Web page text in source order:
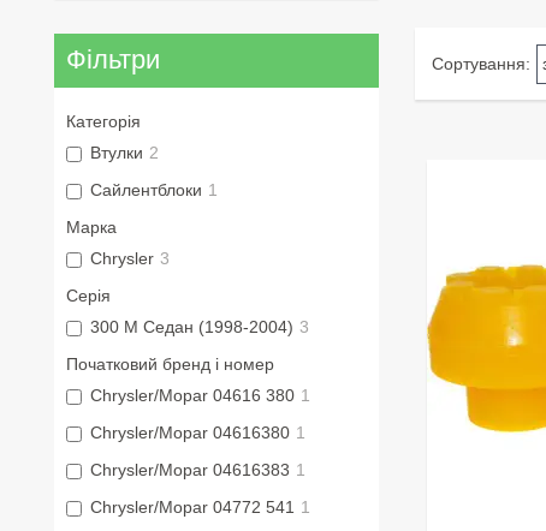
Фільтри
Категорія
Втулки 2
Сайлентблоки 1
Марка
Chrysler 3
Серія
300 M Седан (1998-2004) 3
Початковий бренд і номер
Chrysler/Mopar 04616 380 1
Chrysler/Mopar 04616380 1
Chrysler/Mopar 04616383 1
Chrysler/Mopar 04772 541 1